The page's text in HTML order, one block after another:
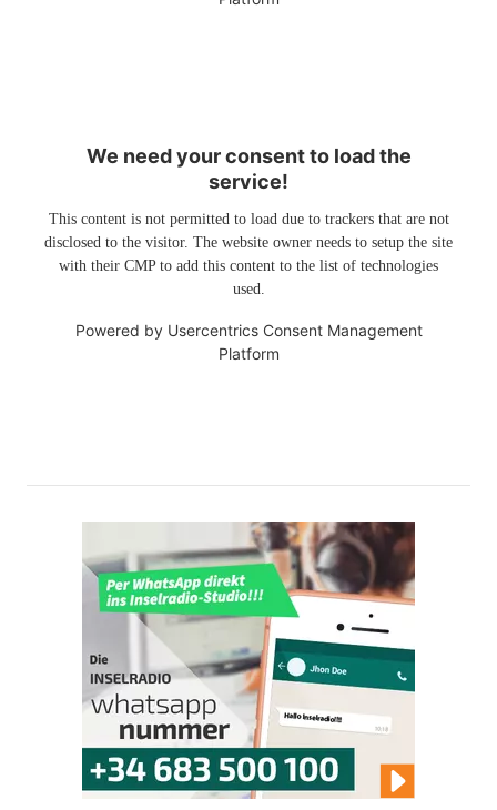
We need your consent to load the
service!
This content is not permitted to load due to trackers that are not
disclosed to the visitor. The website owner needs to setup the site
with their CMP to add this content to the list of technologies
used.
Powered by Usercentrics Consent Management
Platform